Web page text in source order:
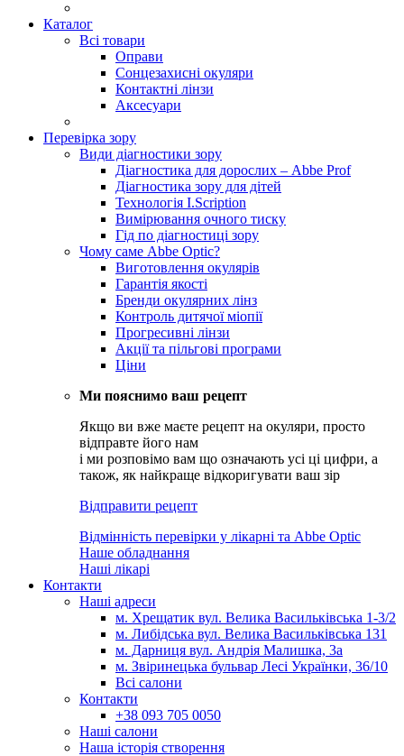
Каталог
Всі товари
Оправи
Сонцезахисні окуляри
Контактні лінзи
Аксесуари
Перевірка зору
Види діагностики зору
Діагностика для дорослих – Abbe Prof
Діагностика зору для дітей
Технологія I.Scription
Вимірювання очного тиску
Гід по діагностиці зору
Чому саме Abbe Optic?
Виготовлення окулярів
Гарантія якості
Бренди окулярних лінз
Контроль дитячої міопії
Прогресивні лінзи
Акції та пільгові програми
Ціни
Ми пояснимо ваш рецепт
Якщо ви вже маєте рецепт на окуляри, просто
відправте його нам
і ми розповімо вам що означають усі ці цифри, а
також, як найкраще відкоригувати ваш зір
Відправити рецепт
Відмінність перевірки у лікарні та Abbe Optic
Наше обладнання
Наші лікарі
Контакти
Наші адреси
м. Хрещатик вул. Велика Васильківська 1-3/2
м. Либідська вул. Велика Васильківська 131
м. Дарниця вул. Андрія Малишка, 3а
м. Звіринецька бульвар Лесі Українки, 36/10
Всі салони
Контакти
+38 093 705 0050
Наші салони
Наша історія створення